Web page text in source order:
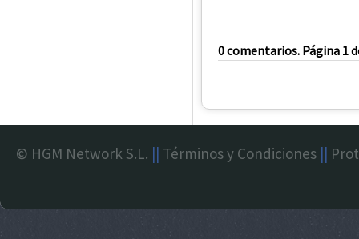
0 comentarios. Página 1
© HGM Network S.L. || Términos y Condiciones ||